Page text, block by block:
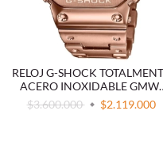
RELOJ G-SHOCK
ACERO INOXIDABLE GMW-
B5000GD-4
$3.600.000 $2.119.000